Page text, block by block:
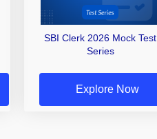
SBI Clerk 2026 Mock Test
Series
Explore Now